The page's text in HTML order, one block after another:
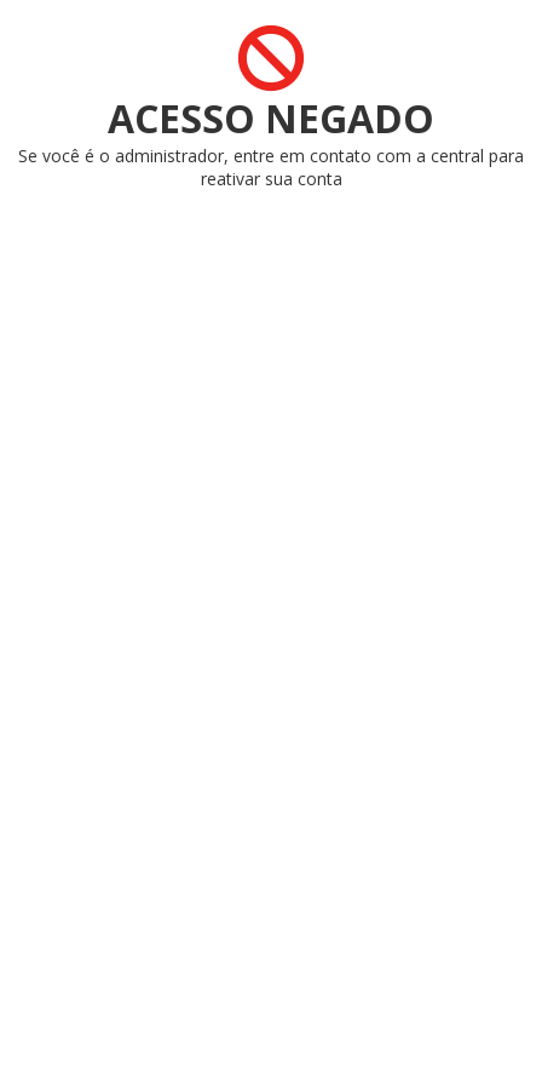
ACESSO NEGADO
Se você é o administrador, entre em contato com a central para
reativar sua conta